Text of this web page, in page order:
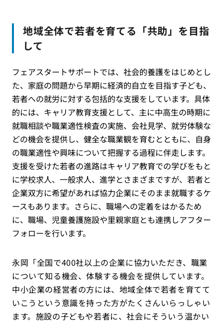
地域全体で若者を育てる「共助」を目指
して
フェアスタートサポートでは、社会的養護をはじめとし
た、家庭の問題から早期に経済的自立を目指す子ども、
若者への就労に対する包括的な支援をしています。具体
的には、キャリア教育支援として、主に中高生の時期に
就職相談や職業適性検査の実施、会社見学、就労体験な
どの機会を提供し、健全な職業観を育むとともに、自身
の職業適性や興味について把握する過程に伴走します。
支援を受けた若者の進路はキャリア教育での学びをもと
に学校求人、一般求人、進学とさまざまですが、若者と
企業双方に希望があれば協力企業にそのまま就職するケ
ースもあります。さらに、職場への定着をはかるため
に、職場、児童養護施設や里親家庭とも連携しアフター
フォローを行います。
永岡「全国で400社以上の企業に協力いただき、職業
について知る機会、体験する機会を提供しています。
中小企業の経営者の方には、地域全体で若者を育てて
いこうという意識を持った方がたくさんいらっしゃい
ます。施設の子どもや若者に、社会にそういう温かい